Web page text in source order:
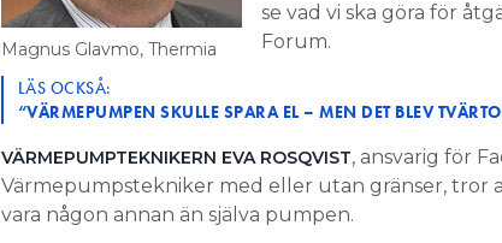
Magnus Glavmo, Thermia
se vad vi ska göra för
Forum.
LÄS OCKSÅ:
“VÄRMEPUMPEN SKULLE SPARA EL – MEN DET BLEV
VÄRMEPUMPTEKNIKERN EVA ROSQVIST, ansvarig för
Värmepumpstekniker med eller utan gränser, tror
vara någon annan än själva pumpen.